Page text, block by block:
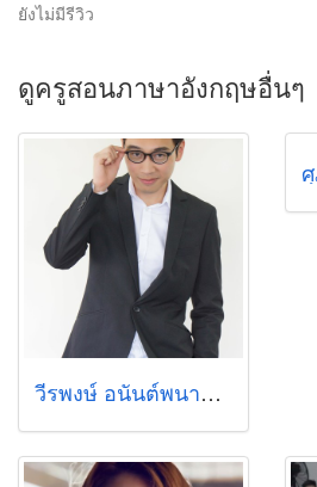
ยังไม่มีรีวิว
ดูครูสอนภาษาอังกฤษอื่นๆ
วีรพงษ์ อนันต์พนากุล (โจ)